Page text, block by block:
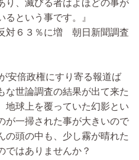
り、滅びる者はよほどの事が
という事です。』
対６３％に増 朝日新聞調査
安倍政権にすり寄る報道ば
な世論調査の結果が出て来た
地球上を覆っていた幻影とい
が一掃された事が大きいので
の頭の中も、少し霧が晴れた
ではありませんか？